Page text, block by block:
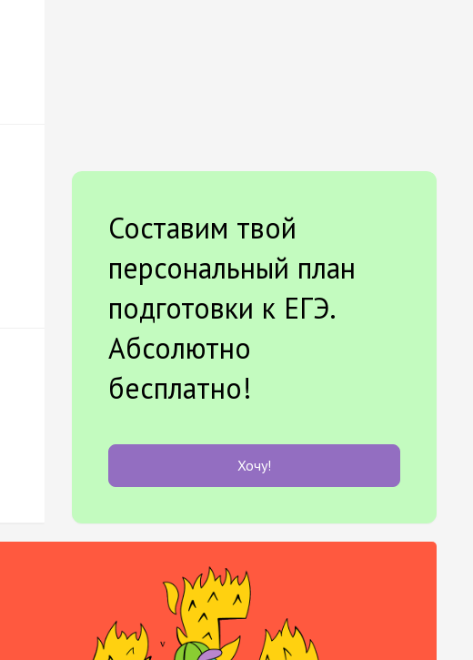
Составим твой
персональный план
подготовки к ЕГЭ.
Абсолютно
бесплатно!
Хочу!